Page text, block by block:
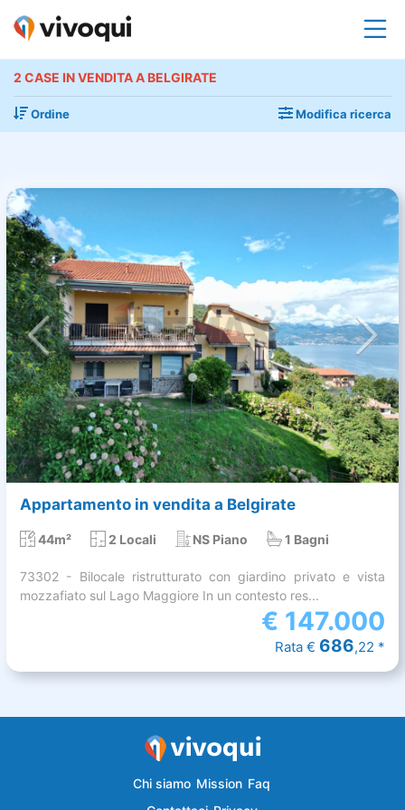
2 CASE IN VENDITA A BELGIRATE
Ordine Modifica ricerca
Appartamento in vendita a Belgirate
44m² 2 Locali NS Piano 1 Bagni
73302 - Bilocale ristrutturato con giardino privato e vista
mozzafiato sul Lago Maggiore In un contesto res...
€ 147.000
Rata € 686,22 *
Chi siamo Mission Faq